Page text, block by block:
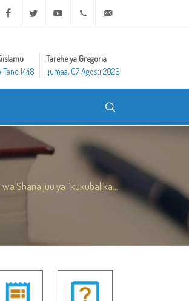
Facebook Twitter Youtube +20 2 25970400
1448
Tarehe ya Gregoria
Ijumaa, 07 Agosti 2026
Sharia juu ya “kukubalika...